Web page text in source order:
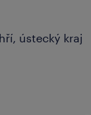
ústecký kraj